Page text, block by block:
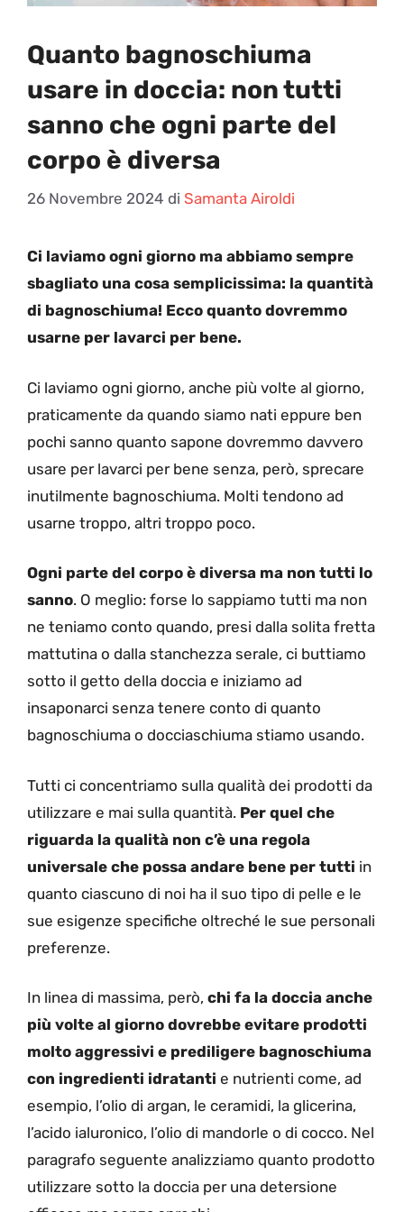
Quanto bagnoschiuma
usare in doccia: non tutti
sanno che ogni parte del
corpo è diversa
26 Novembre 2024 di Samanta Airoldi
Ci laviamo ogni giorno ma abbiamo sempre
sbagliato una cosa semplicissima: la quantità
di bagnoschiuma! Ecco quanto dovremmo
usarne per lavarci per bene.
Ci laviamo ogni giorno, anche più volte al giorno,
praticamente da quando siamo nati eppure ben
pochi sanno quanto sapone dovremmo davvero
usare per lavarci per bene senza, però, sprecare
inutilmente bagnoschiuma. Molti tendono ad
usarne troppo, altri troppo poco.
Ogni parte del corpo è diversa ma non tutti lo
sanno. O meglio: forse lo sappiamo tutti ma non
ne teniamo conto quando, presi dalla solita fretta
mattutina o dalla stanchezza serale, ci buttiamo
sotto il getto della doccia e iniziamo ad
insaponarci senza tenere conto di quanto
bagnoschiuma o docciaschiuma stiamo usando.
Tutti ci concentriamo sulla qualità dei prodotti da
utilizzare e mai sulla quantità. Per quel che
riguarda la qualità non c’è una regola
universale che possa andare bene per tutti in
quanto ciascuno di noi ha il suo tipo di pelle e le
sue esigenze specifiche oltreché le sue personali
preferenze.
In linea di massima, però, chi fa la doccia anche
più volte al giorno dovrebbe evitare prodotti
molto aggressivi e prediligere bagnoschiuma
con ingredienti idratanti e nutrienti come, ad
esempio, l’olio di argan, le ceramidi, la glicerina,
l’acido ialuronico, l’olio di mandorle o di cocco. Nel
paragrafo seguente analizziamo quanto prodotto
utilizzare sotto la doccia per una detersione